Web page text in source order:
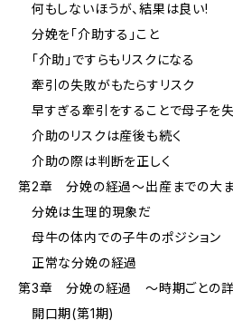
何もしないほうが、結果は良い!
分娩を「介助する」こと
「介助」ですらもリスクになる
牽引の失敗がもたらすリスク
早すぎる牽引をすることで母子を
介助のリスクは産後も続く
介助の際は判断を正しく
第2章 分娩の経過～出産までの大
分娩は生理的現象だ
母牛の体内での子牛のポジション
正常な分娩の経過
第3章 分娩の経過 ～時期ごとの
開口期(第1期)